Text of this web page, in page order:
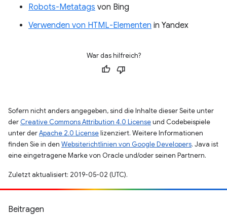
Robots-Metatags von Bing
Verwenden von HTML-Elementen in Yandex
War das hilfreich?
Sofern nicht anders angegeben, sind die Inhalte dieser Seite unter
der Creative Commons Attribution 4.0 Licenseund Codebeispiele
unter derApache 2.0 Licenselizenziert. Weitere Informationen
finden Sie in den Websiterichtlinien von Google Developers. Java ist
eine eingetragene Marke von Oracle und/oder seinen Partnern.
Zuletzt aktualisiert: 2019-05-02 (UTC).
Beitragen